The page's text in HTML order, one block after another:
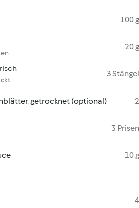
100 g
20 g
3 Stängel
getrocknet (optional) 2
3 Prisen
10 g
4